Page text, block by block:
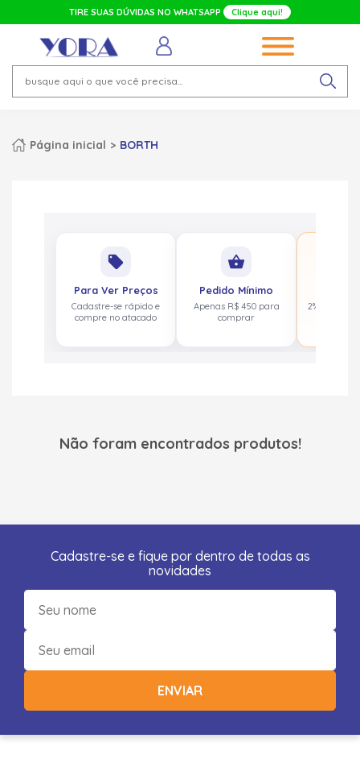
TIRE SUAS DÚVIDAS NO WHATSAPP Clique aqui!
Página inicial BORTH
local_offer
Para Ver Preços
Cadastre-se rápido e
compre no atacado
shopping_basket
Pedido Mínimo
Apenas R$ 450 para
comprar
2% de volta
Não foram encontrados produtos!
Cadastre-se e fique por dentro de todas as
novidades
ENVIAR